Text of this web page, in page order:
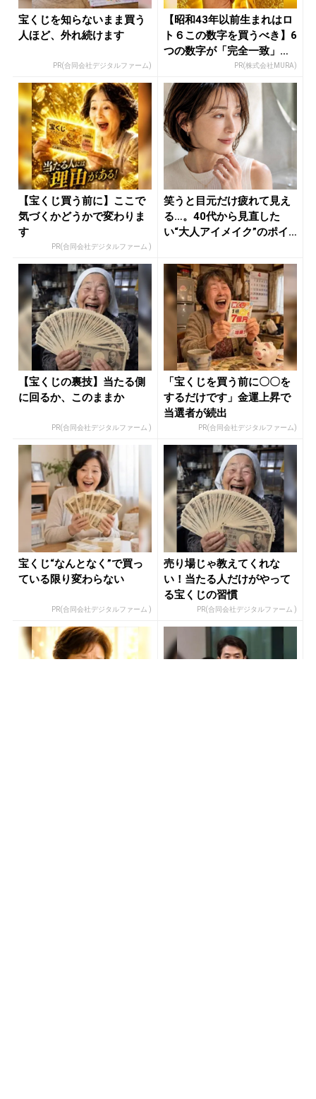
宝くじを知らないまま買う
人ほど、外れ続けます
PR(合同会社デジタルファーム)
【昭和43年以前生まれはロ
ト６この数字を買うべき】6
つの数字が「完全一致」す
PR(株式会社MURA)
【宝くじ買う前に】ここで
気づくかどうかで変わりま
す
PR(合同会社デジタルファーム )
笑うと目元だけ疲れて見え
る…。40代から見直した
い“大人アイメイク”のポイ
【宝くじの裏技】当たる側
に回るか、このままか
PR(合同会社デジタルファーム )
「宝くじを買う前に〇〇を
するだけです」金運上昇で
当選者が続出
PR(合同会社デジタルファーム)
宝くじ“なんとなく”で買っ
ている限り変わらない
PR(合同会社デジタルファーム )
売り場じゃ教えてくれな
い！当たる人だけがやって
る宝くじの習慣
PR(合同会社デジタルファーム )